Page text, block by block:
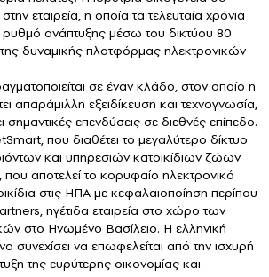
εταιρεία, η οποία τα τελευταία χρόνια
ανάπτυξης μέσω του δικτύου 80
δυναμικής πλατφόρμας ηλεκτρονικών
σε έναν κλάδο, στον οποίο η
απαράμιλλη εξειδίκευση και τεχνογνωσία,
σημαντικές επενδύσεις σε διεθνές επίπεδο.
που διαθέτει το μεγαλύτερο δίκτυο
και υπηρεσιών κατοικίδιων ζώων
αποτελεί το κορυφαίο ηλεκτρονικό
στις ΗΠΑ με κεφαλαιοποίηση περίπου
ηγέτιδα εταιρεία στο χώρο των
στο Ηνωμένο Βασίλειο. Η ελληνική
συνεχίσει να επωφελείται από την ισχυρή
της ευρύτερης οικονομίας και